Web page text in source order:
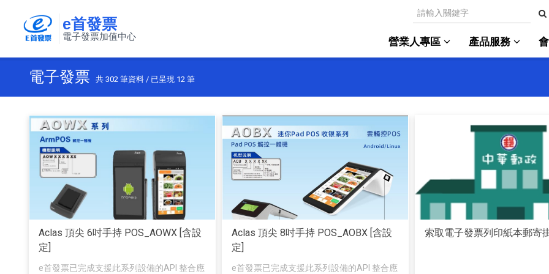
e首發票
電子發票加值中心 營業人專區 產品服務
電子發票 共 302 筆資料 / 已呈現 12 筆
Aclas 頂尖 6吋手持 POS_AOWX [含設
定]
e首發票已完成支援此系列設備的API 整合應
Aclas 頂尖 8吋手持 POS_AOBX [含設
定]
e首發票已完成支援此系列設備的API 整合應
索取電子發票列印紙本郵寄